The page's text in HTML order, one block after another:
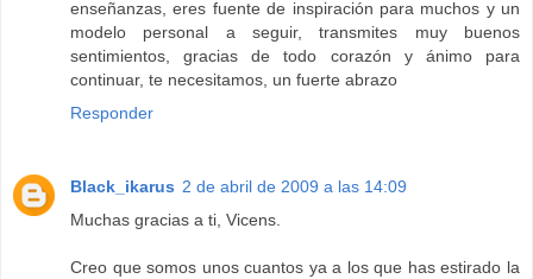
enseñanzas, eres fuente de inspiración para muchos y un
modelo personal a seguir, transmites muy buenos
sentimientos, gracias de todo corazón y ánimo para
continuar, te necesitamos, un fuerte abrazo
Responder
Black_ikarus 2 de abril de 2009 a las 14:09
Muchas gracias a ti, Vicens.
Creo que somos unos cuantos ya a los que has estirado la